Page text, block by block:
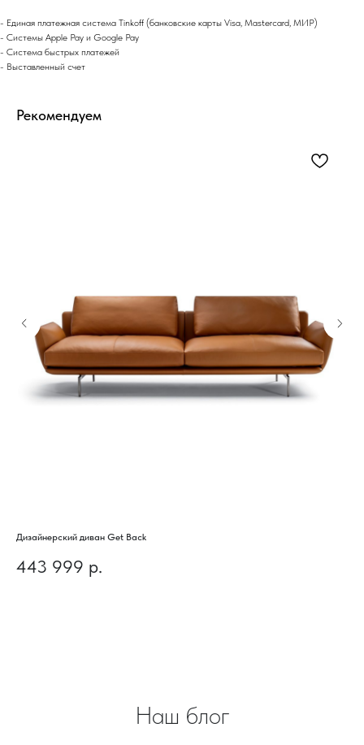
- Eдиная платежная система Tinkoff (банковские карты Visa, Mastercard, МИР)
- Системы Apple Pay и Google Pay
- Система быстрых платежей
- Выставленный счет
Рекомендуем
Дизайнерский диван Get Back
443 999 р.
Наш блог